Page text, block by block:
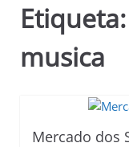
Etiqueta:
musica
Mercado dos